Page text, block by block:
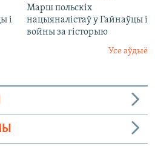
і
Марш польскіх
нацыяналістаў у Гайнаўцы і
войны за гісторыю
Усе аўдыё